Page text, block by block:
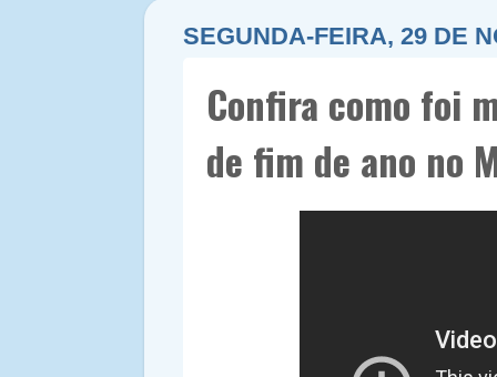
SEGUNDA-FEIRA, 29 DE
Confira como foi
de fim de ano no